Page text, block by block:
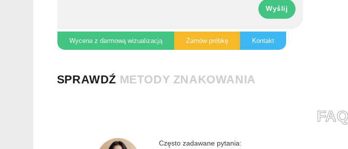
Wyślij
Wycena z darmową wizualizacją Zamów próbkę Kontakt
SPRAWDŹ METODY ZNAKOWANIA
FAQ
Często zadawane pytania: